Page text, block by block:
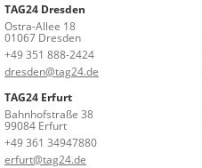
TAG24 Dresden
Ostra-Allee 18
01067 Dresden
+49 351 888-2424
dresden@tag24.de
TAG24 Erfurt
Bahnhofstraße 38
99084 Erfurt
+49 361 34947880
erfurt@tag24.de